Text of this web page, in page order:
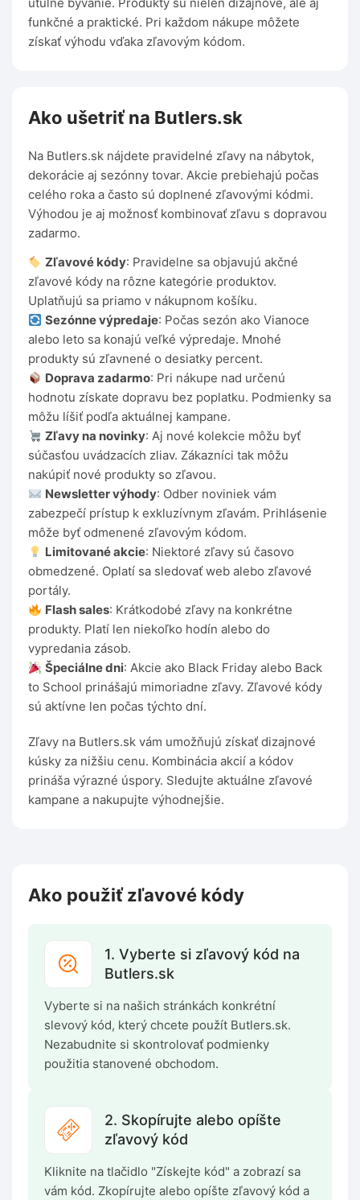
funkčné a praktické. Pri každom nákupe môžete
získať výhodu vďaka zľavovým kódom.
Ako ušetriť na Butlers.sk
Na Butlers.sk nájdete pravidelné zľavy na nábytok,
dekorácie aj sezónny tovar. Akcie prebiehajú počas
celého roka a často sú doplnené zľavovými kódmi.
Výhodou je aj možnosť kombinovať zľavu s dopravou
zadarmo.
Zľavové kódy: Pravidelne sa objavujú akčné
zľavové kódy na rôzne kategórie produktov.
Uplatňujú sa priamo v nákupnom košíku.
Sezónne výpredaje: Počas sezón ako Vianoce
alebo leto sa konajú veľké výpredaje. Mnohé
produkty sú zľavnené o desiatky percent.
Doprava zadarmo: Pri nákupe nad určenú
hodnotu získate dopravu bez poplatku. Podmienky sa
môžu líšiť podľa aktuálnej kampane.
Zľavy na novinky: Aj nové kolekcie môžu byť
súčasťou uvádzacích zliav. Zákazníci tak môžu
nakúpiť nové produkty so zľavou.
Newsletter výhody: Odber noviniek vám
zabezpečí prístup k exkluzívnym zľavám. Prihlásenie
môže byť odmenené zľavovým kódom.
Limitované akcie: Niektoré zľavy sú časovo
obmedzené. Oplatí sa sledovať web alebo zľavové
portály.
Flash sales: Krátkodobé zľavy na konkrétne
produkty. Platí len niekoľko hodín alebo do
vypredania zásob.
Špeciálne dni: Akcie ako Black Friday alebo Back
to School prinášajú mimoriadne zľavy. Zľavové kódy
sú aktívne len počas týchto dní.
Zľavy na Butlers.sk vám umožňujú získať dizajnové
kúsky za nižšiu cenu. Kombinácia akcií a kódov
prináša výrazné úspory. Sledujte aktuálne zľavové
kampane a nakupujte výhodnejšie.
Ako použiť zľavové kódy
1. Vyberte si zľavový kód na
Butlers.sk
Vyberte si na našich stránkách konkrétní
slevový kód, který chcete použít Butlers.sk.
Nezabudnite si skontrolovať podmienky
použitia stanovené obchodom.
2. Skopírujte alebo opíšte
zľavový kód
Kliknite na tlačidlo "Získejte kód" a zobrazí sa
vám kód. Zkopírujte alebo opíšte zľavový kód a